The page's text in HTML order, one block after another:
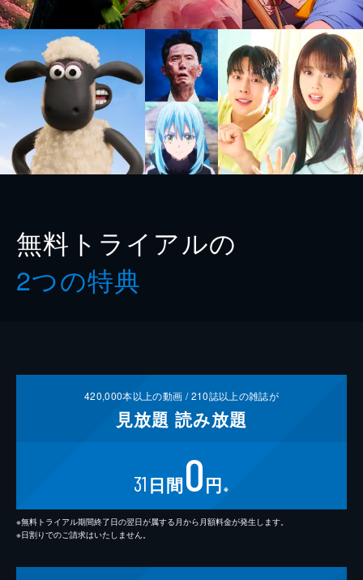
無料トライアルの
2つの特典
420,000本以上の動画 /210誌以上の雑誌が
見放題 読み放題
31 日間0円 ※
※無料トライアル期間終了日の翌日が属する月から月額料金が発生します。
※日割りでのご請求はいたしません。